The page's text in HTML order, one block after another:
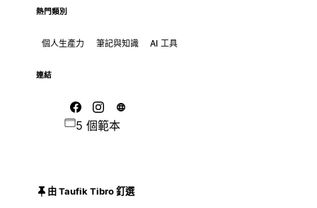
熱門類別
個人生產力 筆記與知識 AI 工具
連結
5 個範本
由 Taufik Tibro 釘選